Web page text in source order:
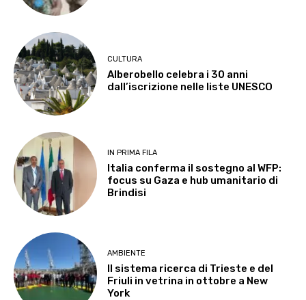
CULTURA
Alberobello celebra i 30 anni
dall’iscrizione nelle liste UNESCO
IN PRIMA FILA
Italia conferma il sostegno al WFP:
focus su Gaza e hub umanitario di
Brindisi
AMBIENTE
Il sistema ricerca di Trieste e del
Friuli in vetrina in ottobre a New
York